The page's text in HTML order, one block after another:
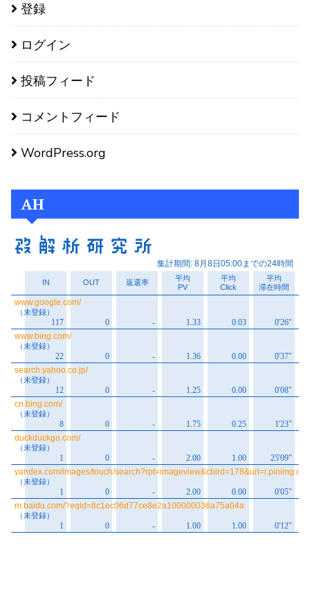
登録
ログイン
投稿フィード
コメントフィード
WordPress.org
AH